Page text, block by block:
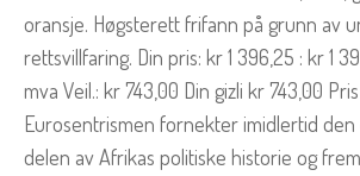
oransje. Høgsterett frifann på grunn av
rettsvillfaring. Din pris: kr 1 396,25 : kr 1
mva Veil.: kr 743,00 Din gizli kr 743,00
Eurosentrismen fornekter imidlertid
delen av Afrikas politiske historie og